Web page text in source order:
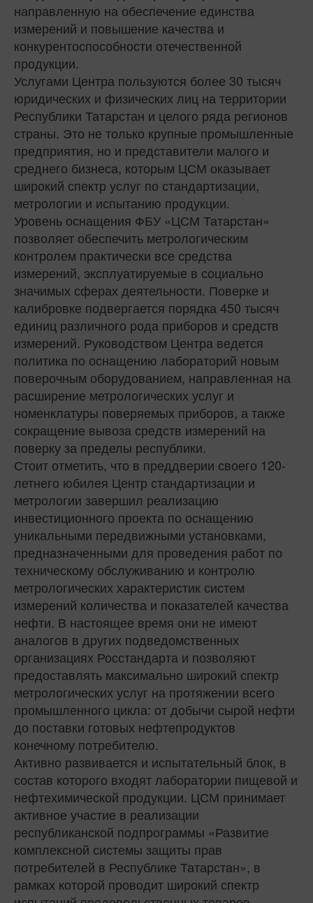
направленную на обеспечение единства
измерений и повышение качества и
конкурентоспособности отечественной
продукции.
Услугами Центра пользуются более 30 тысяч
юридических и физических лиц на территории
Республики Татарстан и целого ряда регионов
страны. Это не только крупные промышленные
предприятия, но и представители малого и
среднего бизнеса, которым ЦСМ оказывает
широкий спектр услуг по стандартизации,
метрологии и испытанию продукции.
Уровень оснащения ФБУ «ЦСМ Татарстан»
позволяет обеспечить метрологическим
контролем практически все средства
измерений, эксплуатируемые в социально
значимых сферах деятельности. Поверке и
калибровке подвергается порядка 450 тысяч
единиц различного рода приборов и средств
измерений. Руководством Центра ведется
политика по оснащению лабораторий новым
поверочным оборудованием, направленная на
расширение метрологических услуг и
номенклатуры поверяемых приборов, а также
сокращение вывоза средств измерений на
поверку за пределы республики.
Стоит отметить, что в преддверии своего 120-
летнего юбилея Центр стандартизации и
метрологии завершил реализацию
инвестиционного проекта по оснащению
уникальными передвижными установками,
предназначенными для проведения работ по
техническому обслуживанию и контролю
метрологических характеристик систем
измерений количества и показателей качества
нефти. В настоящее время они не имеют
аналогов в других подведомственных
организациях Росстандарта и позволяют
предоставлять максимально широкий спектр
метрологических услуг на протяжении всего
промышленного цикла: от добычи сырой нефти
до поставки готовых нефтепродуктов
конечному потребителю.
Активно развивается и испытательный блок, в
состав которого входят лаборатории пищевой и
нефтехимической продукции. ЦСМ принимает
активное участие в реализации
республиканской подпрограммы «Развитие
комплексной системы защиты прав
потребителей в Республике Татарстан», в
рамках которой проводит широкий спектр